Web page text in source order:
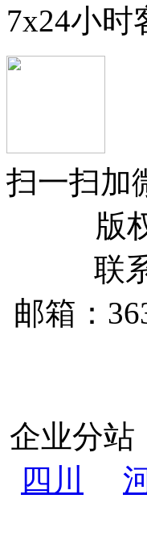
7x24小时
扫一扫加
版
联
邮箱：
企业分站
四川